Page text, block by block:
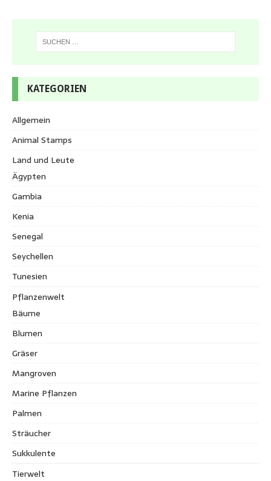
KATEGORIEN
Allgemein
Animal Stamps
Land und Leute
Ägypten
Gambia
Kenia
Senegal
Seychellen
Tunesien
Pflanzenwelt
Bäume
Blumen
Gräser
Mangroven
Marine Pflanzen
Palmen
Sträucher
Sukkulente
Tierwelt